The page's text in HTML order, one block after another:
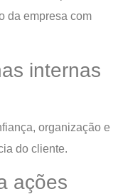
da empresa com
internas
organização e
do cliente.
ações